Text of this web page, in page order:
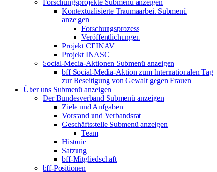
Forschungsprojekte Submenü anzeigen
Kontextualisierte Traumaarbeit Submenü
anzeigen
Forschungsprozess
Veröffentlichungen
Projekt CEINAV
Projekt INASC
Social-Media-Aktionen Submenü anzeigen
bff Social-Media-Aktion zum Internationalen Tag
zur Beseitigung von Gewalt gegen Frauen
Über uns Submenü anzeigen
Der Bundesverband Submenü anzeigen
Ziele und Aufgaben
Vorstand und Verbandsrat
Geschäftsstelle Submenü anzeigen
Team
Historie
Satzung
bff-Mitgliedschaft
bff-Positionen